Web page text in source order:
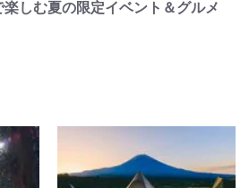
しむ夏の限定イベント＆グルメ